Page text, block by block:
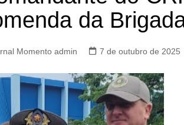
da
Momento admin 7 de outubro de 2025